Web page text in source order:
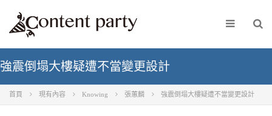
強震倒塌大樓疑遭不當變更設計
首頁 現有內容 Knowing 張蕙麟 強震倒塌大樓疑遭不當變更設計